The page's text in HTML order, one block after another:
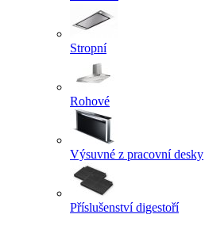
Stropní
Rohové
Výsuvné z pracovní desky
Příslušenství digestoří